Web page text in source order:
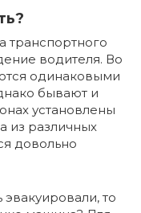
транспортного
водителя. Во
одинаковыми
бывают и
установлены
из различных
довольно
эвакуировали, то